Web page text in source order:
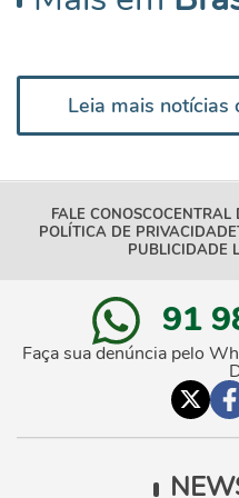
Leia mais notícias
FALE CONOSCOCENTRAL
POLÍTICA DE PRIVACIDADE
PUBLICIDADE
91
Faça sua denúncia pelo